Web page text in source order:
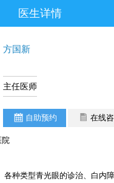
医生详情
眼底病
方国新
主任医师
自助预约 在线
院
各种类型青光眼的诊治、白内